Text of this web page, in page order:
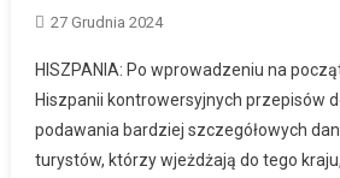
27 Grudnia 2024
HISZPANIA: Po wprowadzeniu na
Hiszpanii kontrowersyjnych przepisów
podawania bardziej szczegółowych
turystów, którzy wjeżdżają do tego